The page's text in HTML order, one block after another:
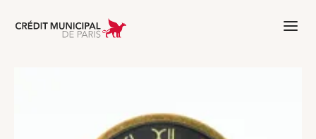
Aller à l'accueil de Crédit Municipal